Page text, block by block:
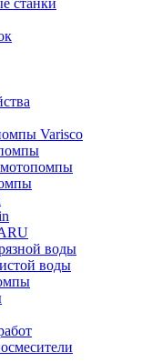
станки
Varisco
воды
воды